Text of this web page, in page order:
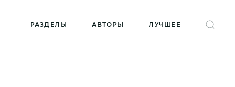
РАЗДЕЛЫ АВТОРЫ ЛУЧШЕЕ